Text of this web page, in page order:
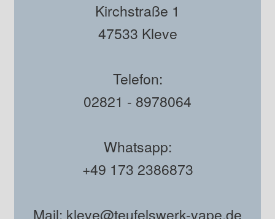
Kirchstraße 1
47533 Kleve
Telefon:
02821 - 8978064
Whatsapp:
+49 173 2386873
Mail: kleve@teufelswerk-vape.de